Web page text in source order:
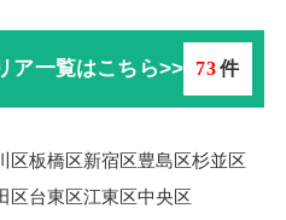
ア一覧はこちら>> 73件
区板橋区新宿区豊島区杉並区
区台東区江東区中央区